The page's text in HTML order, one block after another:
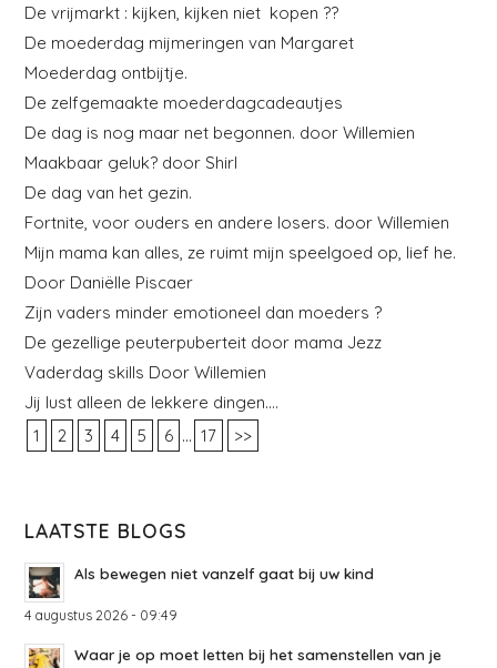
De vrijmarkt : kijken, kijken niet kopen ??
De moederdag mijmeringen van Margaret
Moederdag ontbijtje.
De zelfgemaakte moederdagcadeautjes
De dag is nog maar net begonnen. door Willemien
Maakbaar geluk? door Shirl
De dag van het gezin.
Fortnite, voor ouders en andere losers. door Willemien
Mijn mama kan alles, ze ruimt mijn speelgoed op, lief he.
Door Daniëlle Piscaer
Zijn vaders minder emotioneel dan moeders ?
De gezellige peuterpuberteit door mama Jezz
Vaderdag skills Door Willemien
Jij lust alleen de lekkere dingen….
1
2 3 4 5 6 ... 17 >>
LAATSTE BLOGS
Als bewegen niet vanzelf gaat bij uw kind
4 augustus 2026 - 09:49
Waar je op moet letten bij het samenstellen van je